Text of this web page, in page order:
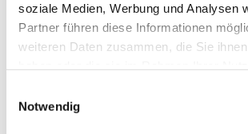
soziale Medien, Werbung und Analysen
Partner führen diese Informationen
weiteren Daten zusammen, die Sie
Notwendig
Verlässlichkeit
DieGrand SeikoHeritage
hebt sich durch ihre schlichte
unterstreicht somit den
ihres Trägers. Erleben Sie eine